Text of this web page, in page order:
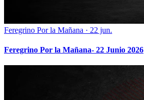
Feregrino Por la Mañana · 22 jun.
Feregrino Por la Mañana- 22 Junio 2026